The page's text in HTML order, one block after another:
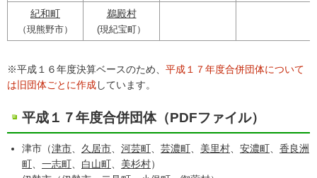
紀和町
（現熊野市）
鵜殿村
(現紀宝町）
※平成１６年度決算ベースのため、 平成１７年度合併団体について
は旧団体ごとに作成しています。
平成１７年度合併団体（PDFファイル）
津市（津市 久居市 河芸町 芸濃町 美里村 安濃町
香良洲
町
一志町 白山町 美杉村）